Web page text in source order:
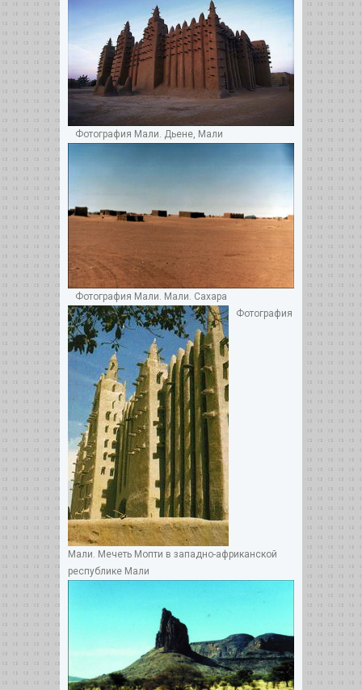
Фотография Мали. Дьене, Мали
Фотография Мали. Мали. Сахара
Фотография
Мали. Мечеть Мопти в западно-африканской
республике Мали